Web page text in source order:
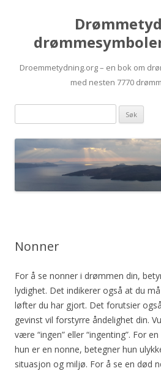
Droemmetydning.org – en bok om
med nesten 7770
Skip
søk:
Nonner
For å se nonner i drømmen din,
lydighet. Det indikerer også at du
løfter du har gjort. Det forutsier
gevinst vil forstyrre åndelighet din.
være “ingen” eller “ingenting”. For
hun er en nonne, betegner hun
situasjon og miljø. For å se en død